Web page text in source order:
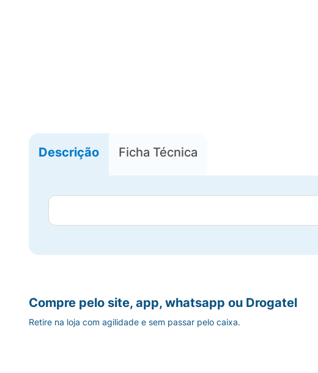
Descrição Ficha Técnica
Compre pelo site, app, whatsapp ou Drogatel
Retire na loja com agilidade e sem passar pelo caixa.